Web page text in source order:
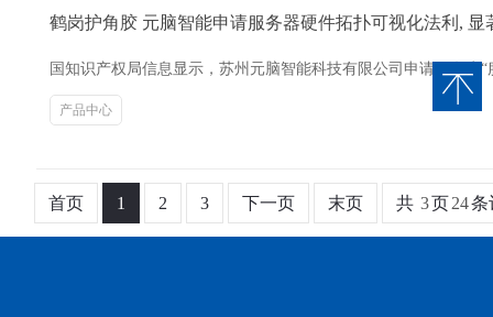
鹤岗护角胶 元脑智能申请服务器硬件拓扑可视化法利,
国知识产权局信息显示，苏州元脑智能科技有限公司申请项名为
产品中心
首页 1 2 3 下一页 末页 共 3页24条